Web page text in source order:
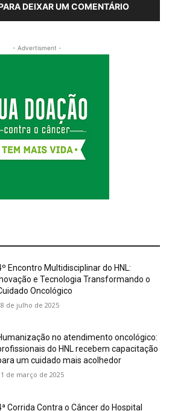
DEIXAR UM COMENTÁRIO
- Advertisment -
Encontro Multidisciplinar do HNL:
e Tecnologia Transformando o
Oncológico
de julho de 2025
no atendimento oncológico:
do HNL recebem capacitação
um cuidado mais acolhedor
de março de 2025
Corrida Contra o Câncer do Hospital